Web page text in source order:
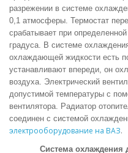
разрежении в системе
0,1 атмосферы. Термостат
срабатывает при
градуса. В системе
охлаждающей жидкости есть
устанавливают впереди, он
воздуха. Электрический
допустимой температуры с
вентилятора. Радиатор
соединен с системой
электрооборудование на ВАЗ.
Система охлаждения